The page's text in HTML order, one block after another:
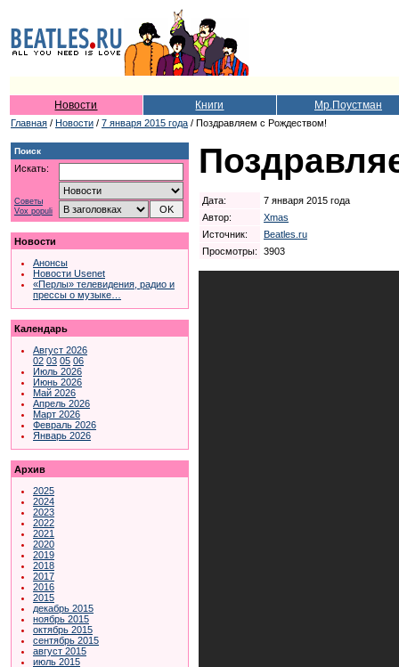
Новости Книги Мр.Поустман
Главная / Новости / 7 января 2015 года / Поздравляем с Рождеством!
Поиск
Искать:
Советы
Vox populi
Новости
Анонсы
Новости Usenet
«Перлы» телевидения, радио и
прессы о музыке…
Календарь
Август 2026
02 03 05 06
Июль 2026
Июнь 2026
Май 2026
Апрель 2026
Март 2026
Февраль 2026
Январь 2026
Архив
2025
2024
2023
2022
2021
2020
2019
2018
2017
2016
2015
декабрь 2015
ноябрь 2015
октябрь 2015
сентябрь 2015
август 2015
июль 2015
Дата:
7 января 2015 года
Автор:
Xmas
Источник:
Beatles.ru
Просмотры:
3903